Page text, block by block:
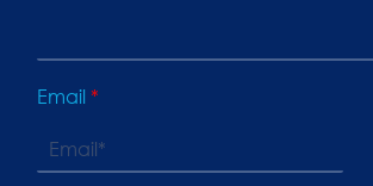
Email *